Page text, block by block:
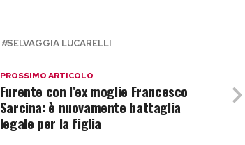
SELVAGGIA LUCARELLI
PROSSIMO ARTICOLO
Furente con l’ex moglie Francesco
Sarcina: è nuovamente battaglia
legale per la figlia